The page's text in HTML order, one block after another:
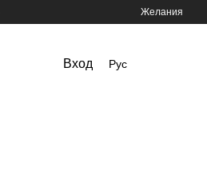
Желания
Вход Рус